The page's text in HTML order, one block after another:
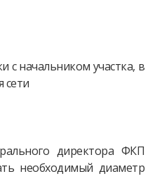
с начальником участка, в
сети
директора ФКП
необходимый диаметр